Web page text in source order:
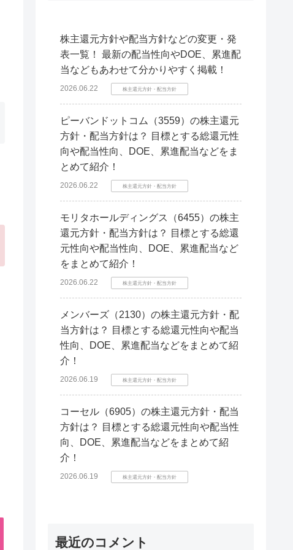
株主還元方針や配当方針などの変更・発
表一覧！ 最新の配当性向やDOE、累進配
当などもあわせて分かりやすく掲載！
2026.06.22 株主還元方針・配当方針
ピーバンドットコム（3559）の株主還元
方針・配当方針は？ 目標とする総還元性
向や配当性向、DOE、累進配当などをま
とめて紹介！
2026.06.22 株主還元方針・配当方針
モリタホールディングス（6455）の株主
還元方針・配当方針は？ 目標とする総還
元性向や配当性向、DOE、累進配当など
をまとめて紹介！
2026.06.22 株主還元方針・配当方針
メンバーズ（2130）の株主還元方針・配
当方針は？ 目標とする総還元性向や配当
性向、DOE、累進配当などをまとめて紹
介！
2026.06.19 株主還元方針・配当方針
コーセル（6905）の株主還元方針・配当
方針は？ 目標とする総還元性向や配当性
向、DOE、累進配当などをまとめて紹
介！
2026.06.19 株主還元方針・配当方針
最近のコメント